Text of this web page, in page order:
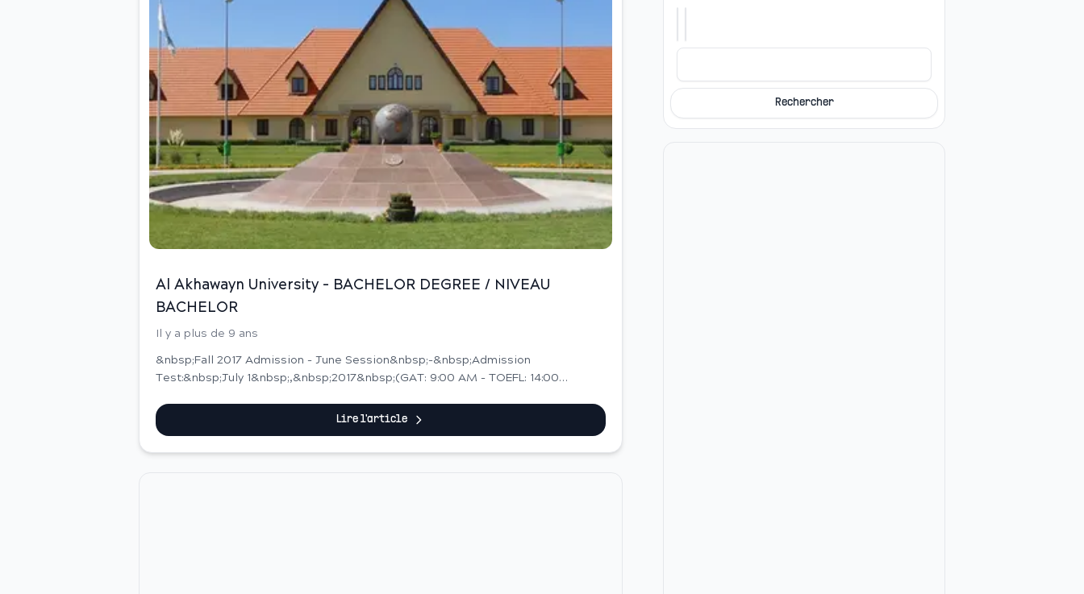
Al Akhawayn University - BACHELOR DEGREE / NIVEAU
BACHELOR
Il y a plus de 9 ans
&nbsp;Fall 2017 Admission - June Session&nbsp;-&nbsp;Admission
Test:&nbsp;July 1&nbsp;,&nbsp;2017&nbsp;(GAT: 9:00 AM - TOEFL: 14:00
Lire l'article
Rechercher